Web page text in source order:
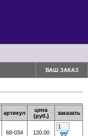
ВАШ ЗАКАЗ
артикул
цена
(руб.)
заказать
68-034 120.00